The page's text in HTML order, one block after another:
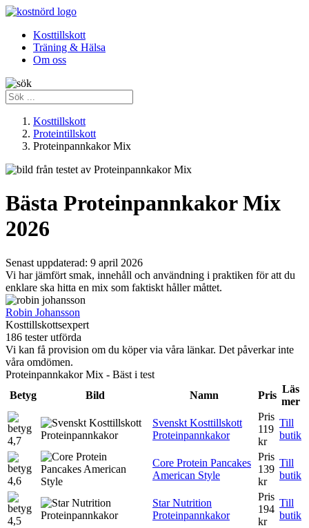
Kosttillskott
Träning & Hälsa
Om oss
Kosttillskott
Proteintillskott
Proteinpannkakor Mix
Bästa Proteinpannkakor Mix
2026
Senast uppdaterad: 9 april 2026
Vi har jämfört smak, innehåll och användning i praktiken för att du
enklare ska hitta en mix som faktiskt håller måttet.
Robin Johansson
Kosttillskottsexpert
186 tester utförda
Vi kan få provision om du köper via våra länkar. Det påverkar inte
våra omdömen.
Proteinpannkakor Mix - Bäst i test
Betyg
Bild Namn Pris
Läs
mer
4,7
Svenskt Kosttillskott
Proteinpannkakor
Pris
119
kr
Till
butik
4,6
Core Protein Pancakes
American Style
Pris
139
kr
Till
butik
4,5
Star Nutrition
Proteinpannkakor
Pris
194
kr
Till
butik